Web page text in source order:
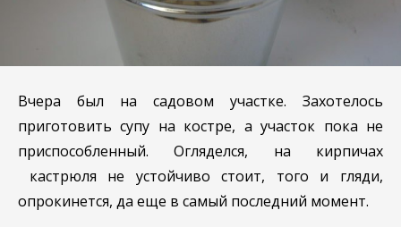
Вчера был на садовом участке. Захотелось
приготовить супу на костре, а участок пока не
приспособленный. Огляделся, на кирпичах
кастрюля не устойчиво стоит, того и гляди,
опрокинется, да еще в самый последний момент.